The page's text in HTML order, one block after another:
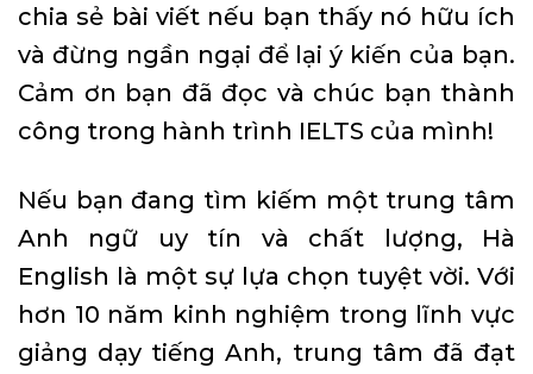
chia sẻ bài viết nếu bạn thấy nó hữu ích
và đừng ngần ngại để lại ý kiến của bạn.
Cảm ơn bạn đã đọc và chúc bạn thành
công trong hành trình IELTS của mình!
Nếu bạn đang tìm kiếm một trung tâm
Anh ngữ uy tín và chất lượng, Hà
English là một sự lựa chọn tuyệt vời. Với
hơn 10 năm kinh nghiệm trong lĩnh vực
giảng dạy tiếng Anh, trung tâm đã đạt